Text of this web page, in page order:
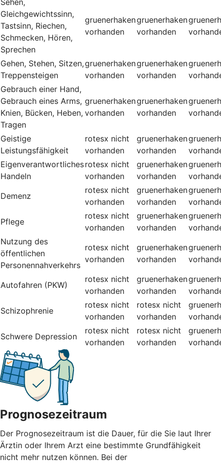
Gleichgewichtssinn,
Tastsinn, Riechen,
Schmecken, Hören,
Sprechen
gruenerhaken
vorhanden
gruenerhaken
vorhanden
Gehen, Stehen, Sitzen,
Treppensteigen
gruenerhaken
vorhanden
gruenerhaken
vorhanden
Gebrauch einer Hand,
Gebrauch eines Arms,
Knien, Bücken, Heben,
Tragen
gruenerhaken
vorhanden
gruenerhaken
vorhanden
Geistige
Leistungsfähigkeit
rotesx nicht
vorhanden
gruenerhaken
vorhanden
Eigenverantwortliches
Handeln
rotesx nicht
vorhanden
gruenerhaken
vorhanden
Demenz
rotesx nicht
vorhanden
gruenerhaken
vorhanden
Pflege
rotesx nicht
vorhanden
gruenerhaken
vorhanden
Nutzung des
öffentlichen
Personennahverkehrs
rotesx nicht
vorhanden
gruenerhaken
vorhanden
Autofahren (PKW)
rotesx nicht
vorhanden
gruenerhaken
vorhanden
Schizophrenie
rotesx nicht
vorhanden
rotesx nicht
vorhanden
Schwere Depression
rotesx nicht
vorhanden
rotesx nicht
vorhanden
Prognosezeitraum
Der Prognosezeitraum ist die Dauer, für die Sie laut Ihrer
Ärztin oder Ihrem Arzt eine bestimmte Grundfähigkeit
nicht mehr nutzen können. Bei der